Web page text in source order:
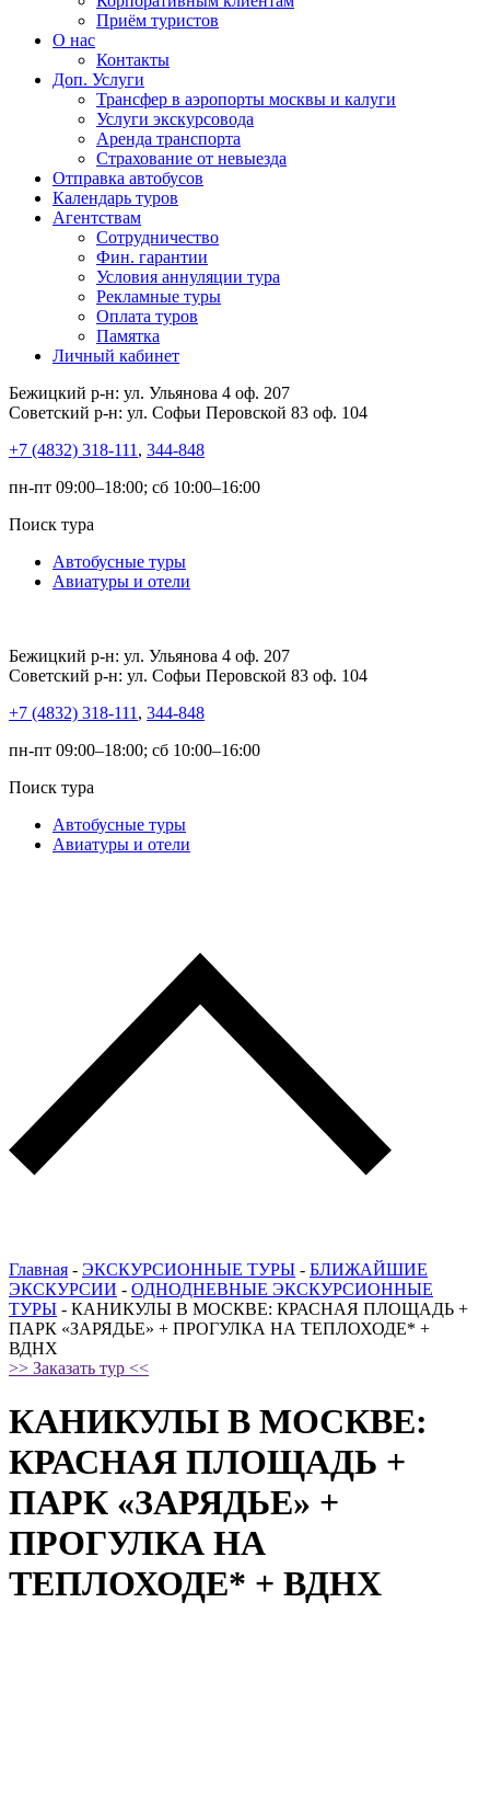
Приём туристов
О нас
Контакты
Доп. Услуги
Трансфер в аэропорты москвы и калуги
Услуги экскурсовода
Аренда транспорта
Страхование от невыезда
Отправка автобусов
Календарь туров
Агентствам
Сотрудничество
Фин. гарантии
Условия аннуляции тура
Рекламные туры
Оплата туров
Памятка
Личный кабинет
Бежицкий р-н: ул. Ульянова 4 оф. 207
Советский р-н: ул. Софьи Перовской 83 оф. 104
+7 (4832) 318-111 , 344-848
пн-пт 09:00–18:00; сб 10:00–16:00
Поиск тура
Автобусные туры
Авиатуры и отели
Бежицкий р-н: ул. Ульянова 4 оф. 207
Советский р-н: ул. Софьи Перовской 83 оф. 104
+7 (4832) 318-111 , 344-848
пн-пт 09:00–18:00; сб 10:00–16:00
Поиск тура
Автобусные туры
Авиатуры и отели
Главная - ЭКСКУРСИОННЫЕ ТУРЫ - БЛИЖАЙШИЕ
ЭКСКУРСИИ - ОДНОДНЕВНЫЕ ЭКСКУРСИОННЫЕ
ТУРЫ - КАНИКУЛЫ В МОСКВЕ: КРАСНАЯ ПЛОЩАДЬ +
ПАРК «ЗАРЯДЬЕ» + ПРОГУЛКА НА ТЕПЛОХОДЕ* +
ВДНХ
>> Заказать тур <<
КАНИКУЛЫ В МОСКВЕ:
КРАСНАЯ ПЛОЩАДЬ +
ПАРК «ЗАРЯДЬЕ» +
ПРОГУЛКА НА
ТЕПЛОХОДЕ* + ВДНХ